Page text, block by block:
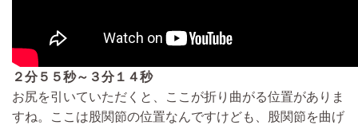
２分５５秒～３分１４秒
お尻を引いていただくと、ここが折り曲がる位置がありま
すね。ここは股関節の位置なんですけども、股関節を曲げ